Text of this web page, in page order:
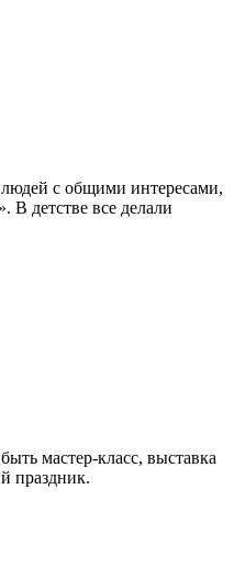
с общими интересами,
детстве все делали
мастер-класс, выставка
праздник.